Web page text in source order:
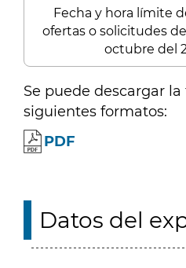
Fecha y hora límite
ofertas o solicitudes
octubre del
Se puede descargar
siguientes formatos:
PDF
Datos del